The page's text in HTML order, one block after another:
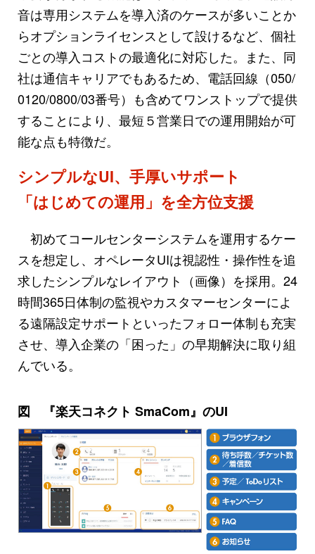
音は専用システムを導入済のケースが多いことか
らオプションライセンスとして設けるなど、個社
ごとの導入コストの最適化に対応した。また、同
社は通信キャリアでもあるため、電話回線（050/
0120/0800/03番号）も含めてワンストップで提供
することにより、最短５営業日での運用開始が可
能な点も特徴だ。
シンプルなUI、手厚いサポート
「はじめての運用」を全方位支援
初めてコールセンターシステムを運用するケー
スを想定し、オペレータUIは視認性・操作性を追
求したシンプルなレイアウト（画像）を採用。24
時間365日体制の監視やカスタマーセンターによ
る遠隔設定サポートといったフォロー体制も充実
させ、導入企業の「困った」の早期解決に取り組
んでいる。
図 『楽天コネクト SmaCom』のUI